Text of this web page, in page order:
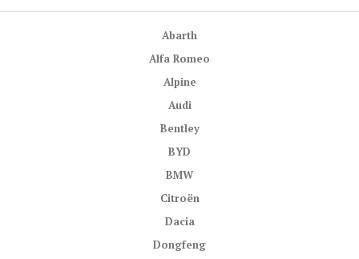
Abarth
Alfa Romeo
Alpine
Audi
Bentley
BYD
BMW
Citroën
Dacia
Dongfeng